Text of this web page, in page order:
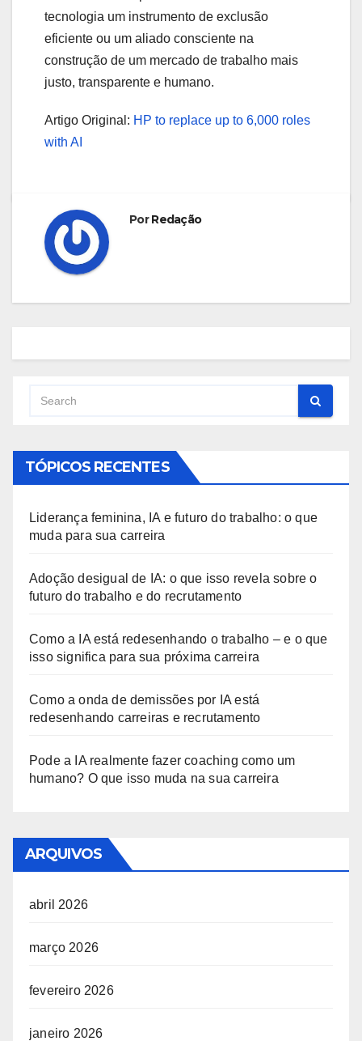
tecnologia um instrumento de exclusão
eficiente ou um aliado consciente na
construção de um mercado de trabalho mais
justo, transparente e humano.
Artigo Original: HP to replace up to 6,000 roles
with AI
PorRedação
TÓPICOS RECENTES
Liderança feminina, IA e futuro do trabalho: o que
muda para sua carreira
Adoção desigual de IA: o que isso revela sobre o
futuro do trabalho e do recrutamento
Como a IA está redesenhando o trabalho – e o que
isso significa para sua próxima carreira
Como a onda de demissões por IA está
redesenhando carreiras e recrutamento
Pode a IA realmente fazer coaching como um
humano? O que isso muda na sua carreira
ARQUIVOS
abril 2026
março 2026
fevereiro 2026
janeiro 2026